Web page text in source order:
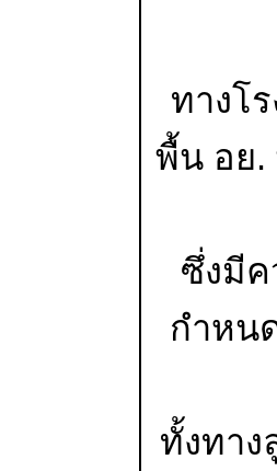
ทางโ
พื้น อย.
ซึ่งมีค
กำหน
ทั้งทาง